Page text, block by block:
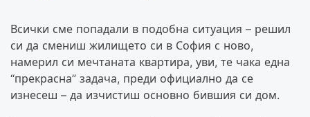
Всички сме попадали в подобна ситуация – решил
си да смениш жилището си в София с ново,
намерил си мечтаната квартира, уви, те чака една
“прекрасна” задача, преди официално да се
изнесеш – да изчистиш основно бившия си дом.